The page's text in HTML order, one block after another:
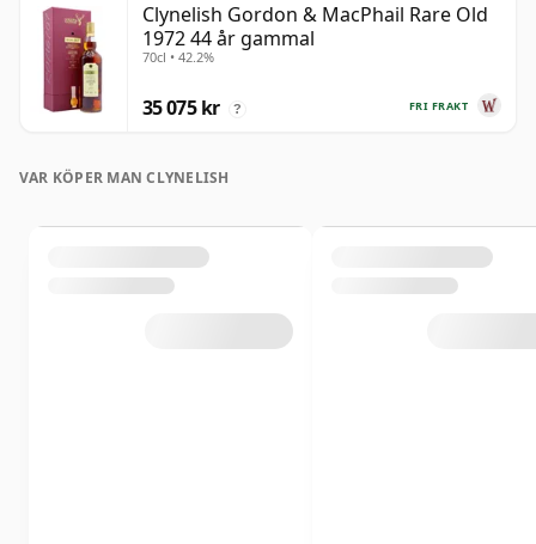
Clynelish Gordon & MacPhail Rare Old
1972 44 år gammal
70cl • 42.2%
FRI FRAKT
35 075 kr ?
VAR KÖPER MAN CLYNELISH